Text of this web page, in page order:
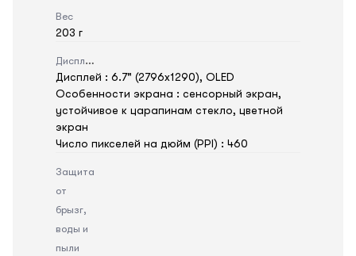
Вес
203 г
Дисплей
Дисплей : 6.7" (2796x1290), OLED
Особенности экрана : сенсорный экран,
устойчивое к царапинам стекло, цветной
экран
Число пикселей на дюйм (PPI) : 460
Защита
от
брызг,
воды и
пыли